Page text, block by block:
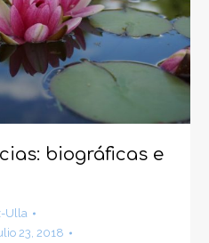
biográficas e
Ulla
23, 2018